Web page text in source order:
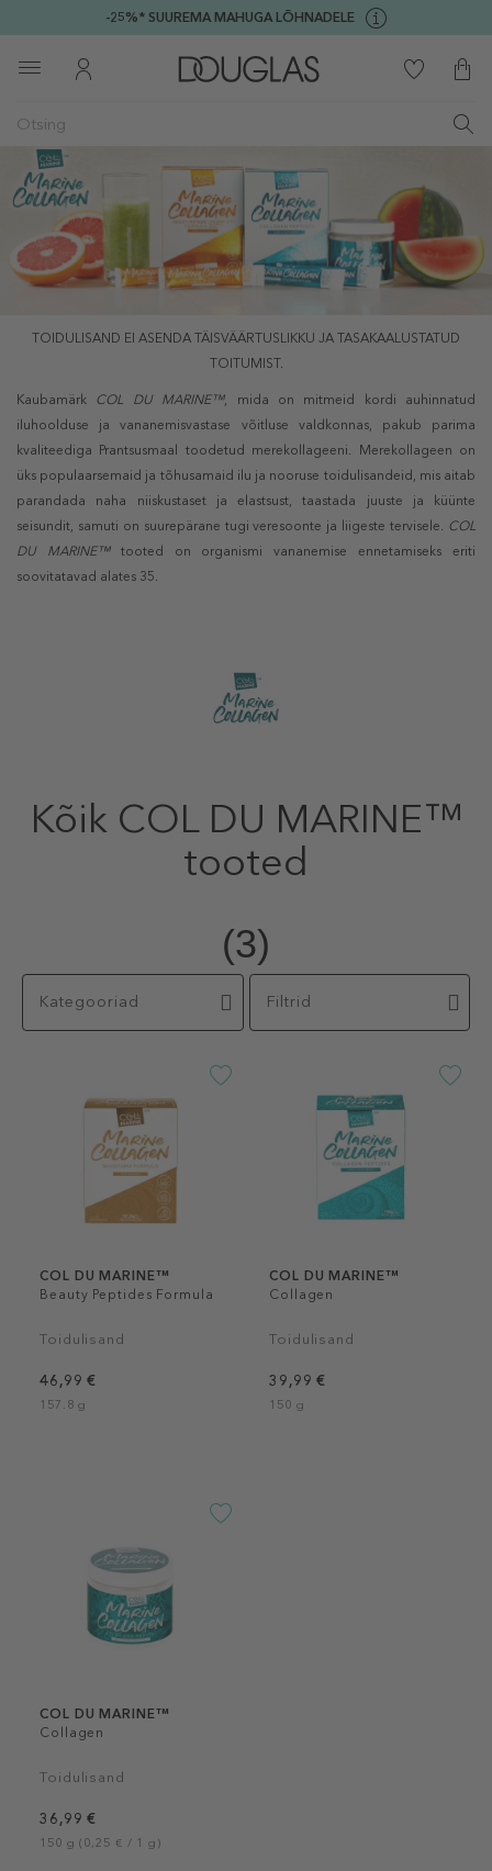
-25%* SUUREMA MAHUGA LÕHNADELE
TOIDULISAND EI ASENDA TÄISVÄÄRTUSLIKKU JA TASAKAALUSTATUD
TOITUMIST.
Kaubamärk COL DU MARINE™, mida on mitmeid kordi auhinnatud
iluhoolduse ja vananemisvastase võitluse valdkonnas, pakub parima
kvaliteediga Prantsusmaal toodetud merekollageeni. Merekollageen on
üks populaarsemaid ja tõhusamaid ilu ja nooruse toidulisandeid, mis aitab
parandada naha niiskustaset ja elastsust, taastada juuste ja küünte
seisundit, samuti on suurepärane tugi veresoonte ja liigeste tervisele. COL
DU MARINE™tooted on organismi vananemise ennetamiseks eriti
soovitatavad alates 35.
Kõik COL DU MARINE™
tooted
(3)
Kategooriad Filtrid
COL DU MARINE™
Beauty Peptides Formula
Toidulisand
46,99 €
157.8 g
COL DU MARINE™
Collagen
Toidulisand
39,99 €
150 g
COL DU MARINE™
Collagen
Toidulisand
36,99 €
150 g (0,25 € / 1 g)